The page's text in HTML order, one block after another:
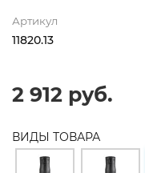
Артикул
11820.13
2 912 руб.
ВИДЫ ТОВАРА